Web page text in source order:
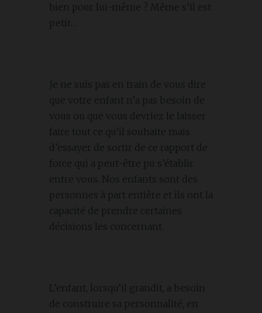
bien pour lui-même ? Même s’il est
petit…
Je ne suis pas en train de vous dire
que votre enfant n’a pas besoin de
vous ou que vous devriez le laisser
faire tout ce qu’il souhaite mais
d’essayer de sortir de ce rapport de
force qui a peut-être pu s’établir
entre vous. Nos enfants sont des
personnes à part entière et ils ont la
capacité de prendre certaines
décisions les concernant.
L’enfant, lorsqu’il grandit, a besoin
de construire sa personnalité, en